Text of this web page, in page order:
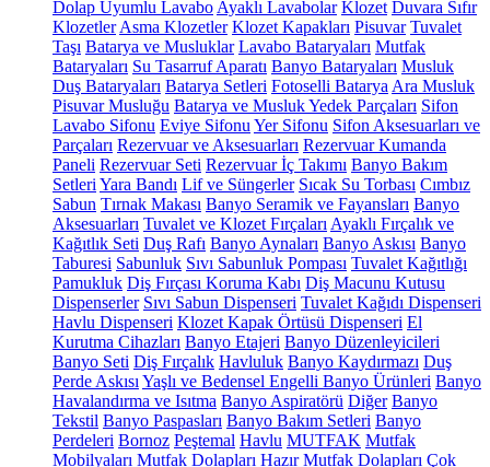
Dolap Uyumlu Lavabo Ayaklı Lavabolar Klozet Duvara Sıfır
Klozetler Asma Klozetler Klozet Kapakları Pisuvar Tuvalet
Taşı Batarya ve Musluklar Lavabo Bataryaları Mutfak
Bataryaları Su Tasarruf Aparatı Banyo Bataryaları Musluk
Duş Bataryaları Batarya Setleri Fotoselli Batarya Ara Musluk
Pisuvar Musluğu Batarya ve Musluk Yedek Parçaları Sifon
Lavabo Sifonu Eviye Sifonu Yer Sifonu Sifon Aksesuarları ve
Parçaları Rezervuar ve Aksesuarları Rezervuar Kumanda
Paneli Rezervuar Seti Rezervuar İç Takımı Banyo Bakım
Setleri Yara Bandı Lif ve Süngerler Sıcak Su Torbası Cımbız
Sabun Tırnak Makası Banyo Seramik ve Fayansları Banyo
Aksesuarları Tuvalet ve Klozet Fırçaları Ayaklı Fırçalık ve
Kağıtlık Seti Duş Rafı Banyo Aynaları Banyo Askısı Banyo
Taburesi Sabunluk Sıvı Sabunluk Pompası Tuvalet Kağıtlığı
Pamukluk Diş Fırçası Koruma Kabı Diş Macunu Kutusu
Dispenserler Sıvı Sabun Dispenseri Tuvalet Kağıdı Dispenseri
Havlu Dispenseri Klozet Kapak Örtüsü Dispenseri El
Kurutma Cihazları Banyo Etajeri Banyo Düzenleyicileri
Banyo Seti Diş Fırçalık Havluluk Banyo Kaydırmazı Duş
Perde Askısı Yaşlı ve Bedensel Engelli Banyo Ürünleri Banyo
Havalandırma ve Isıtma Banyo Aspiratörü Diğer Banyo
Tekstil Banyo Paspasları Banyo Bakım Setleri Banyo
Perdeleri Bornoz Peştemal Havlu MUTFAK Mutfak
Mobilyaları Mutfak Dolapları Hazır Mutfak Dolapları Çok